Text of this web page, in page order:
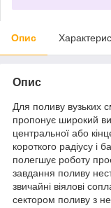
Опис
Опис
Для поливу вузьких
пропонує широкий
центральної або
короткого радіусу і
полегшує роботу
завдання поливу
звичайні віялові
сектором поливу з